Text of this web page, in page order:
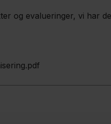
og evalueringer, vi har